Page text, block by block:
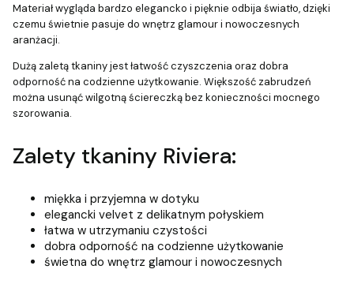
Materiał wygląda bardzo elegancko i pięknie odbija światło, dzięki
czemu świetnie pasuje do wnętrz glamour i nowoczesnych
aranżacji.
Dużą zaletą tkaniny jest łatwość czyszczenia oraz dobra
odporność na codzienne użytkowanie. Większość zabrudzeń
można usunąć wilgotną ściereczką bez konieczności mocnego
szorowania.
Zalety tkaniny Riviera:
miękka i przyjemna w dotyku
elegancki velvet z delikatnym połyskiem
łatwa w utrzymaniu czystości
dobra odporność na codzienne użytkowanie
świetna do wnętrz glamour i nowoczesnych